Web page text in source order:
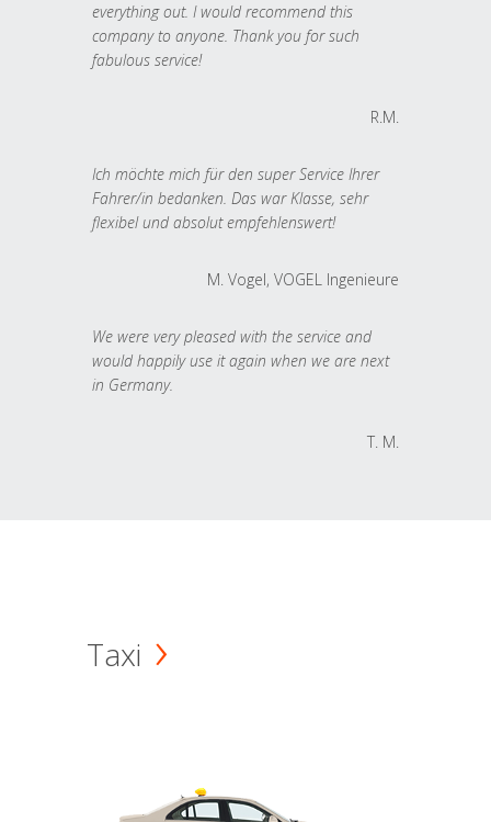
everything out. I would recommend this
company to anyone. Thank you for such
fabulous service!
R.M.
Ich möchte mich für den super Service Ihrer
Fahrer/in bedanken. Das war Klasse, sehr
flexibel und absolut empfehlenswert!
M. Vogel, VOGEL Ingenieure
We were very pleased with the service and
would happily use it again when we are next
in Germany.
T. M.
Taxi